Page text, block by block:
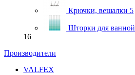
Крючки, вешалки 5
Шторки для ванной
16
Производители
VALFEX